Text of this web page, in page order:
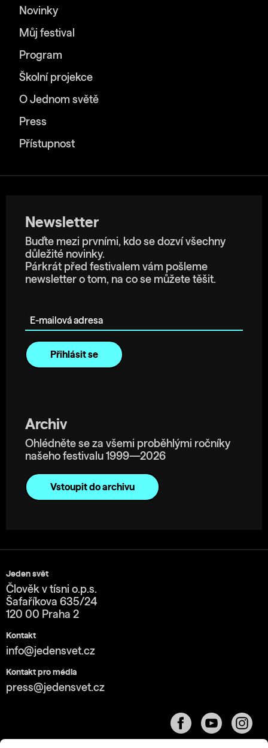
Novinky
Můj festival
Program
Školní projekce
O Jednom světě
Press
Přístupnost
Newsletter
Buďte mezi prvními, kdo se dozví všechny
důležité novinky.
Párkrát před festivalem vám pošleme
newsletter o tom, na co se můžete těšit.
Archiv
Ohlédněte se za všemi proběhlými ročníky
našeho festivalu 1999—2026
Vstoupit do archivu
Jeden svět
Člověk v tísni o.p.s.
Šafaříkova 635/24
120 00 Praha 2
Kontakt
info@jedensvet.cz
Kontakt pro média
press@jedensvet.cz